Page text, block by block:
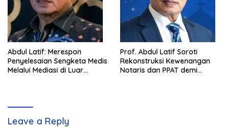
Abdul Latif: Merespon
Penyelesaian Sengketa Medis
Melalui Mediasi di Luar
Prof. Abdul Latif Soroti
Rekonstruksi Kewenangan
Notaris dan PPAT demi
Leave a Reply